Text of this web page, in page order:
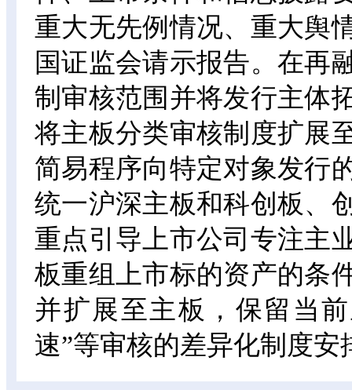
重大无先例情况、重大舆
国证监会请示报告。在再
制审核范围并将发行主体
将主板分类审核制度扩展
简易程序向特定对象发行
统一沪深主板和科创板、
重点引导上市公司专注主
板重组上市标的资产的条
并扩展至主板，保留当
速”等审核的差异化制度安